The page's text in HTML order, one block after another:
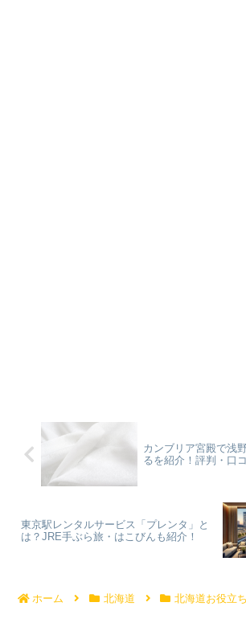
カンブリア宮殿で浅
るを紹介！評判・口
東京駅レンタルサービス「プレンタ」と
は？JRE手ぶら旅・はこびんも紹介！
ホーム 北海道 北海道お役立ち